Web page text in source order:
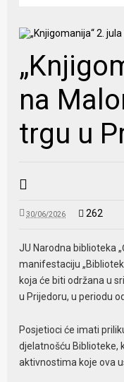
na
trgu u
30/06/2026 262
JU Narodna biblioteka
manifestaciju
koja će biti održana u
u Prijedoru, u periodu
Posjetioci će imati
djelatnošću Biblioteke,
aktivnostima koje ova